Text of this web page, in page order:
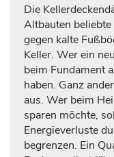
Die
Altbauten
gegen kalte
Keller. Wer ein
beim Fundament
haben. Ganz
aus. Wer beim
sparen möchte,
Energieverluste
begrenzen. Ein